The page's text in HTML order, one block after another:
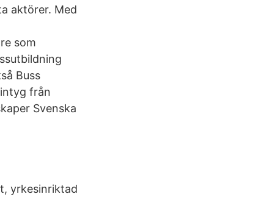
aktörer. Med
som
Buss
från
Svenska
yrkesinriktad